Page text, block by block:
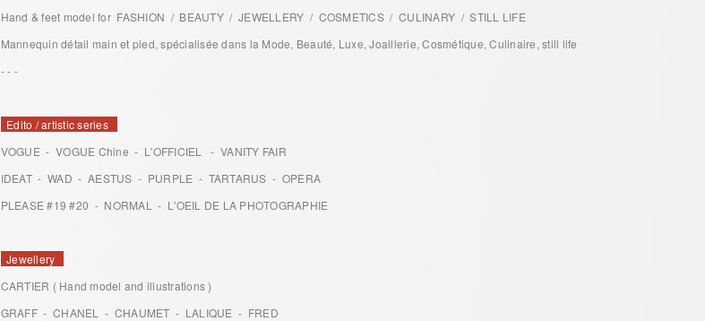
Hand & feet model for FASHION / BEAUTY / JEWELLERY / COSMETICS / CULINARY / STILL LIFE
Mannequin détail main et pied, spécialisée dans la Mode, Beauté, Luxe, Joaillerie, Cosmétique, Culinaire, still life
- - -
Edito / artistic series
VOGUE - VOGUE Chine - L'OFFICIEL - VANITY FAIR
IDEAT - WAD - AESTUS - PURPLE - TARTARUS - OPERA
PLEASE #19 #20 - NORMAL - L'OEIL DE LA PHOTOGRAPHIE
Jewellery
CARTIER ( Hand model and illustrations )
GRAFF - CHANEL - CHAUMET - LALIQUE - FRED